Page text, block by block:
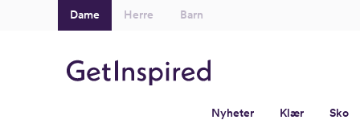
Dame Herre Barn
Nyheter Klær Sko